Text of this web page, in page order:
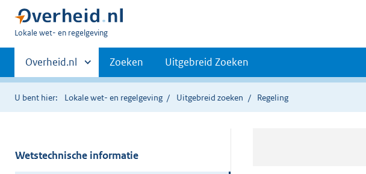
U
hier:
Lokale wet- en regelgeving
Primaire
navigatie
Andere
sites
binnen
Overheid.nl Zoeken Uitgebreid Zoeken
U bent hier: Lokale wet- en regelgeving Uitgebreid zoeken Regeling
Wetstechnische informatie